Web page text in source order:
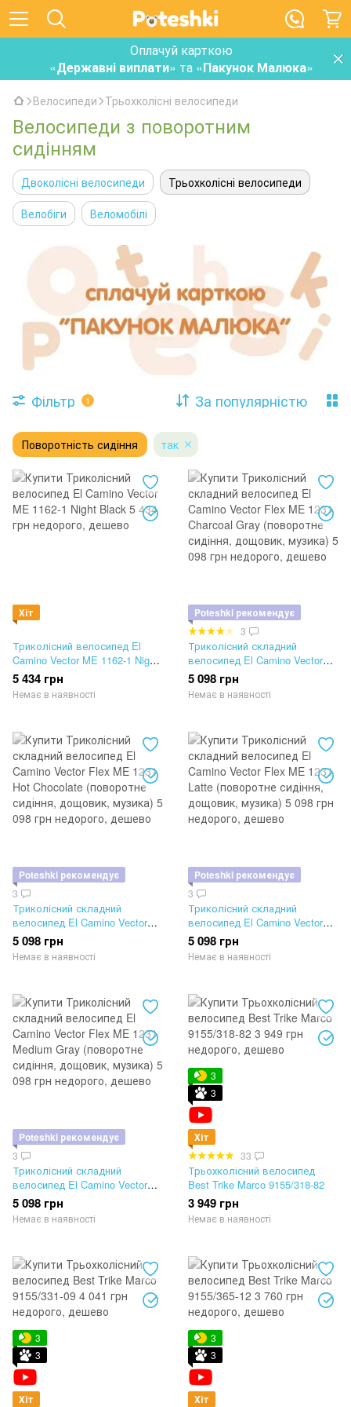
Оплачуй карткою
«Державні виплати» та «Пакунок Малюка»
Велосипеди Трьохколісні велосипеди
Велосипеди з поворотним
сидінням
Двоколісні велосипеди
Трьохколісні велосипеди
Велобіги
Веломобілі
Фільтр 1 За популярністю
Поворотність сидіння так
Хіт
Триколісний велосипед El
Camino Vector ME 1162-1 Night
Black
5 434 грн
Немає в наявності
Poteshki рекомендує
3
Триколісний складний
велосипед El Camino Vector
Flex ME 1231 Charcoal Gray
(поворотне сидіння, дощовик,
музика)
5 098 грн
Немає в наявності
Poteshki рекомендує
3
Триколісний складний
велосипед El Camino Vector
Flex ME 1231 Hot Chocolate
(поворотне сидіння, дощовик,
музика)
5 098 грн
Немає в наявності
Poteshki рекомендує
3
Триколісний складний
велосипед El Camino Vector
Flex ME 1231 Latte (поворотне
сидіння, дощовик, музика)
5 098 грн
Немає в наявності
Poteshki рекомендує
3
Триколісний складний
велосипед El Camino Vector
Flex ME 1231 Medium Gray
(поворотне сидіння, дощовик,
музика)
5 098 грн
Немає в наявності
3
3
Хіт
33
Трьохколісний велосипед
Best Trike Marco 9155/318-82
3 949 грн
Немає в наявності
3
3
Хіт
3
3
Хіт